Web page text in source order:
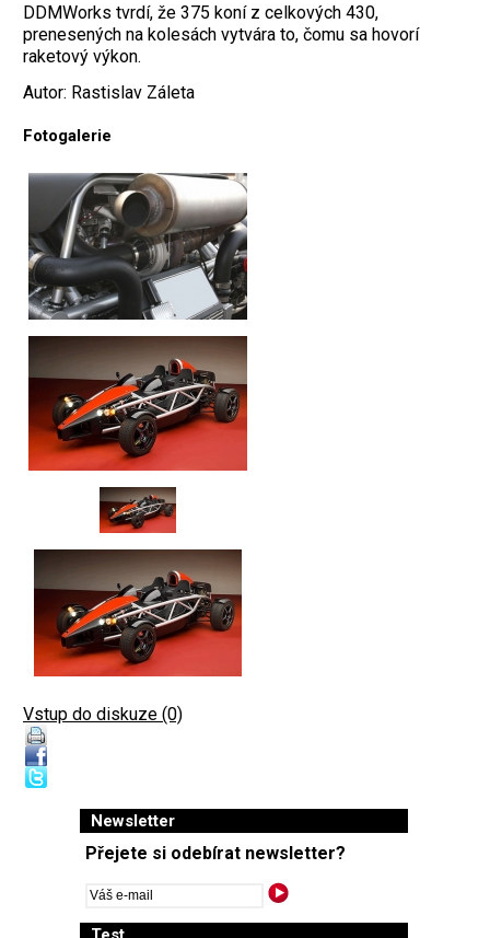
DDMWorks tvrdí, že 375 koní z celkových 430,
prenesených na kolesách vytvára to, čomu sa hovorí
raketový výkon.
Autor: Rastislav Záleta
Fotogalerie
Vstup do diskuze (0)
Newsletter
Přejete si odebírat newsletter?